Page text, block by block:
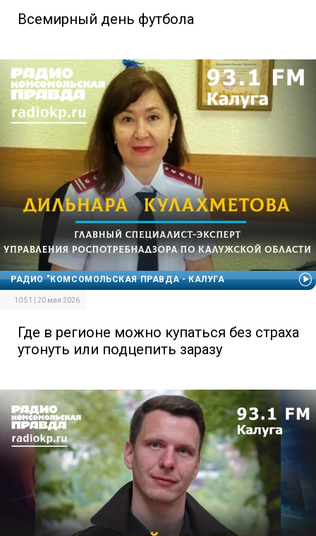
Всемирный день футбола
РАДИО "КОМСОМОЛЬСКАЯ ПРАВДА - КАЛУГА
10:51 | 20 мая 2026
Где в регионе можно купаться без страха
утонуть или подцепить заразу